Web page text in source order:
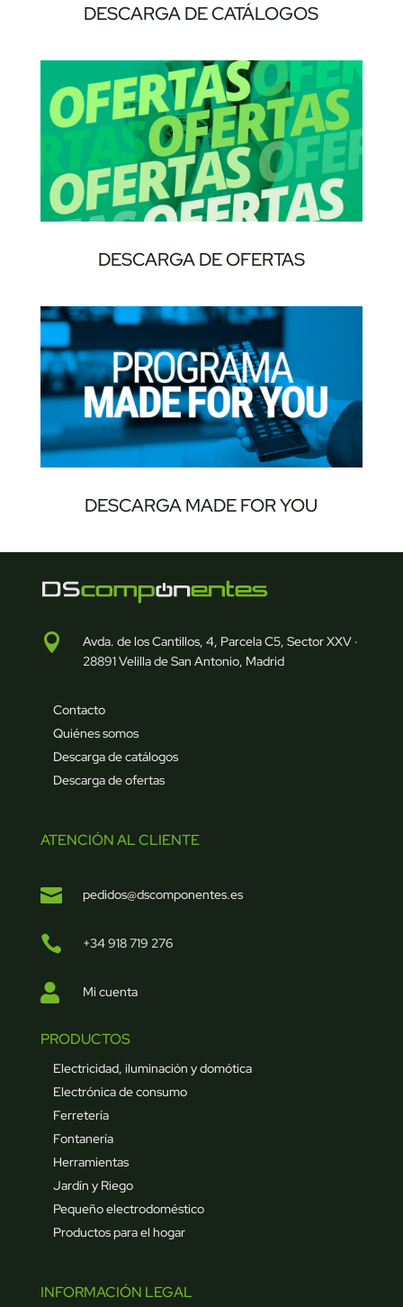
DESCARGA DE CATÁLOGOS
DESCARGA DE OFERTAS
DESCARGA MADE FOR YOU

Avda. de los Cantillos, 4, Parcela C5, Sector XXV ·
28891 Velilla de San Antonio, Madrid
Contacto
Quiénes somos
Descarga de catálogos
Descarga de ofertas
ATENCIÓN AL CLIENTE
 pedidos@dscomponentes.es
 +34 918 719 276
 Mi cuenta
PRODUCTOS
Electricidad, iluminación y domótica
Electrónica de consumo
Ferretería
Fontanería
Herramientas
Jardín y Riego
Pequeño electrodoméstico
Productos para el hogar
INFORMACIÓN LEGAL